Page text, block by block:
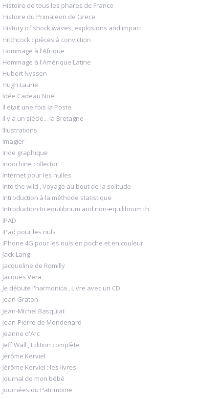
Histoire de tous les phares de France
Histoire du Primaleon de Grece
History of shock waves, explosions and impact
Hitchcock : pièces à conviction
Hommage à l'Afrique
Hommage à l'Amérique Latine
Hubert Nyssen
Hugh Laurie
Idée Cadeau Noël
Il etait une fois la Poste
Il y a un siècle... la Bretagne
Illustrations
Imagier
Inde graphique
Indochine collector
Internet pour les nulles
Into the wild , Voyage au bout de la solitude
Introduction à la méthode statistique
Introduction to equilibrium and non-equilibrium th
IPAD
iPad pour les nuls
iPhone 4G pour les nuls en poche et en couleur
Jack Lang
Jacqueline de Romilly
Jacques Vera
Je débute l'harmonica , Livre avec un CD
Jean Graton
Jean-Michel Basquiat
Jean-Pierre de Mondenard
Jeanne d'Arc
Jeff Wall , Edition complète
Jérôme Kerviel
Jérôme Kerviel : les livres
Journal de mon bébé
Journées du Patrimoine